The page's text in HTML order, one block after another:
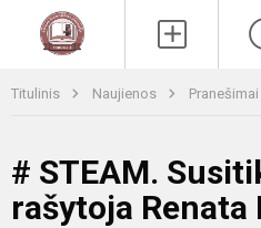
Titulinis Naujienos Pranešimai
# STEAM.
rašytoja Renata